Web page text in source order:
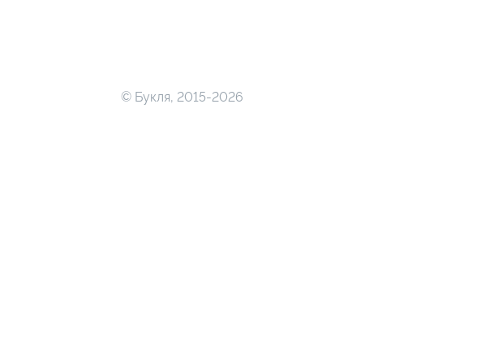
© Букля, 2015-2026